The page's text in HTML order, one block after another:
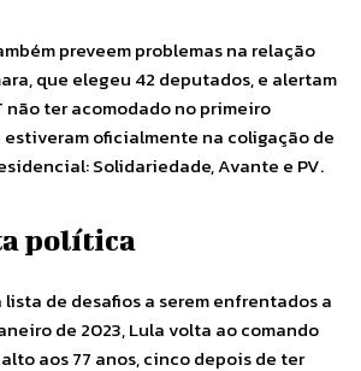
preveem problemas na relação
que elegeu 42 deputados, e alertam
não ter acomodado no primeiro
oficialmente na coligação de
Solidariedade, Avante e PV.
política
de desafios a serem enfrentados a
de 2023, Lula volta ao comando
aos 77 anos, cinco depois de ter